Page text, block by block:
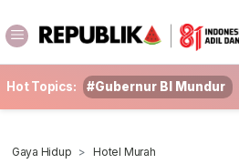
Hot Topics: #Gubernur BI Mundur
Gaya Hidup Hotel Murah